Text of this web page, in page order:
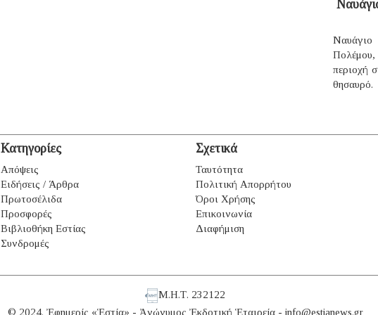
Ναυάγιο
περιοχή
θησαυρό.
Κατηγορίες
Απόψεις
Ειδήσεις / Άρθρα
Πρωτοσέλιδα
Προσφορές
Βιβλιοθήκη Εστίας
Συνδρομές
Σχετικά
Ταυτότητα
Πολιτική Απορρήτου
Όροι Χρήσης
Επικοινωνία
Διαφήμιση
Μ.Η.Τ. 232122
© 2024. Ἐφημερίς «Ἑστία» - Ἀνώνυμος Ἐκδοτική Ἑταιρεία - info@estianews.gr